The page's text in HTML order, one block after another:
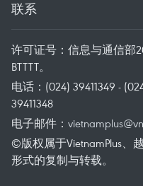
联系
许可证号：信息与通信部
BTTTT。
电话：(024) 39411349 -
39411348
电子邮件：
©版权属于VietnamPlus、
形式的复制与转载。